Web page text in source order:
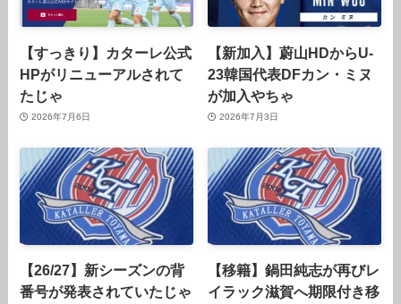
【すっきり】カターレ公式
HPがリニューアルされて
たじゃ
2026年7月6日
【新加入】蔚山HDからU-
23韓国代表DFカン・ミヌ
が加入やちゃ
2026年7月3日
【26/27】新シーズンの背
番号が発表されていたじゃ
【移籍】鍋田純志が再びレ
イラック滋賀へ期限付き移